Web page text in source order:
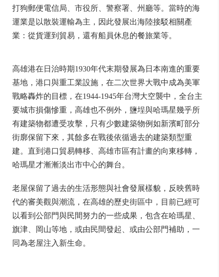
打狗郵便電信局、市役所、警察署、州廳等。當時的海
運業是以散裝運輸為主，因此發展出海陸接駁相關產
業：從貨運到貿易，還有船員休息的餐旅業等。
高雄港在日治時期1930年代末期發展為日本南進的重要
基地，港口與重工業設施，在二次世界大戰中成為美軍
戰略轟炸的目標，在1944-1945年台灣大空襲中，全台主
要城市損傷慘重，高雄也不例外，鹽埕與哈瑪星幾乎所
有建築物都遭受攻擊，只有少數建築物例如新濱町部分
街廓保留下來，其餘多在戰後依循過去的建築類型重
建。直到港口貿易轉移、高雄市區有計畫的向東移轉，
哈瑪星才漸漸淡出市中心的舞台。
老屋保留了過去的生活形態與社會發展樣貌，反映舊時
代的審美觀與潮流，在高雄的歷史街區中，目前已經可
以看到公部門與民間努力的一些成果，包含在哈瑪星、
旗津、岡山等地，或由民間發起、或由公部門補助，一
同為老屋注入新生命。